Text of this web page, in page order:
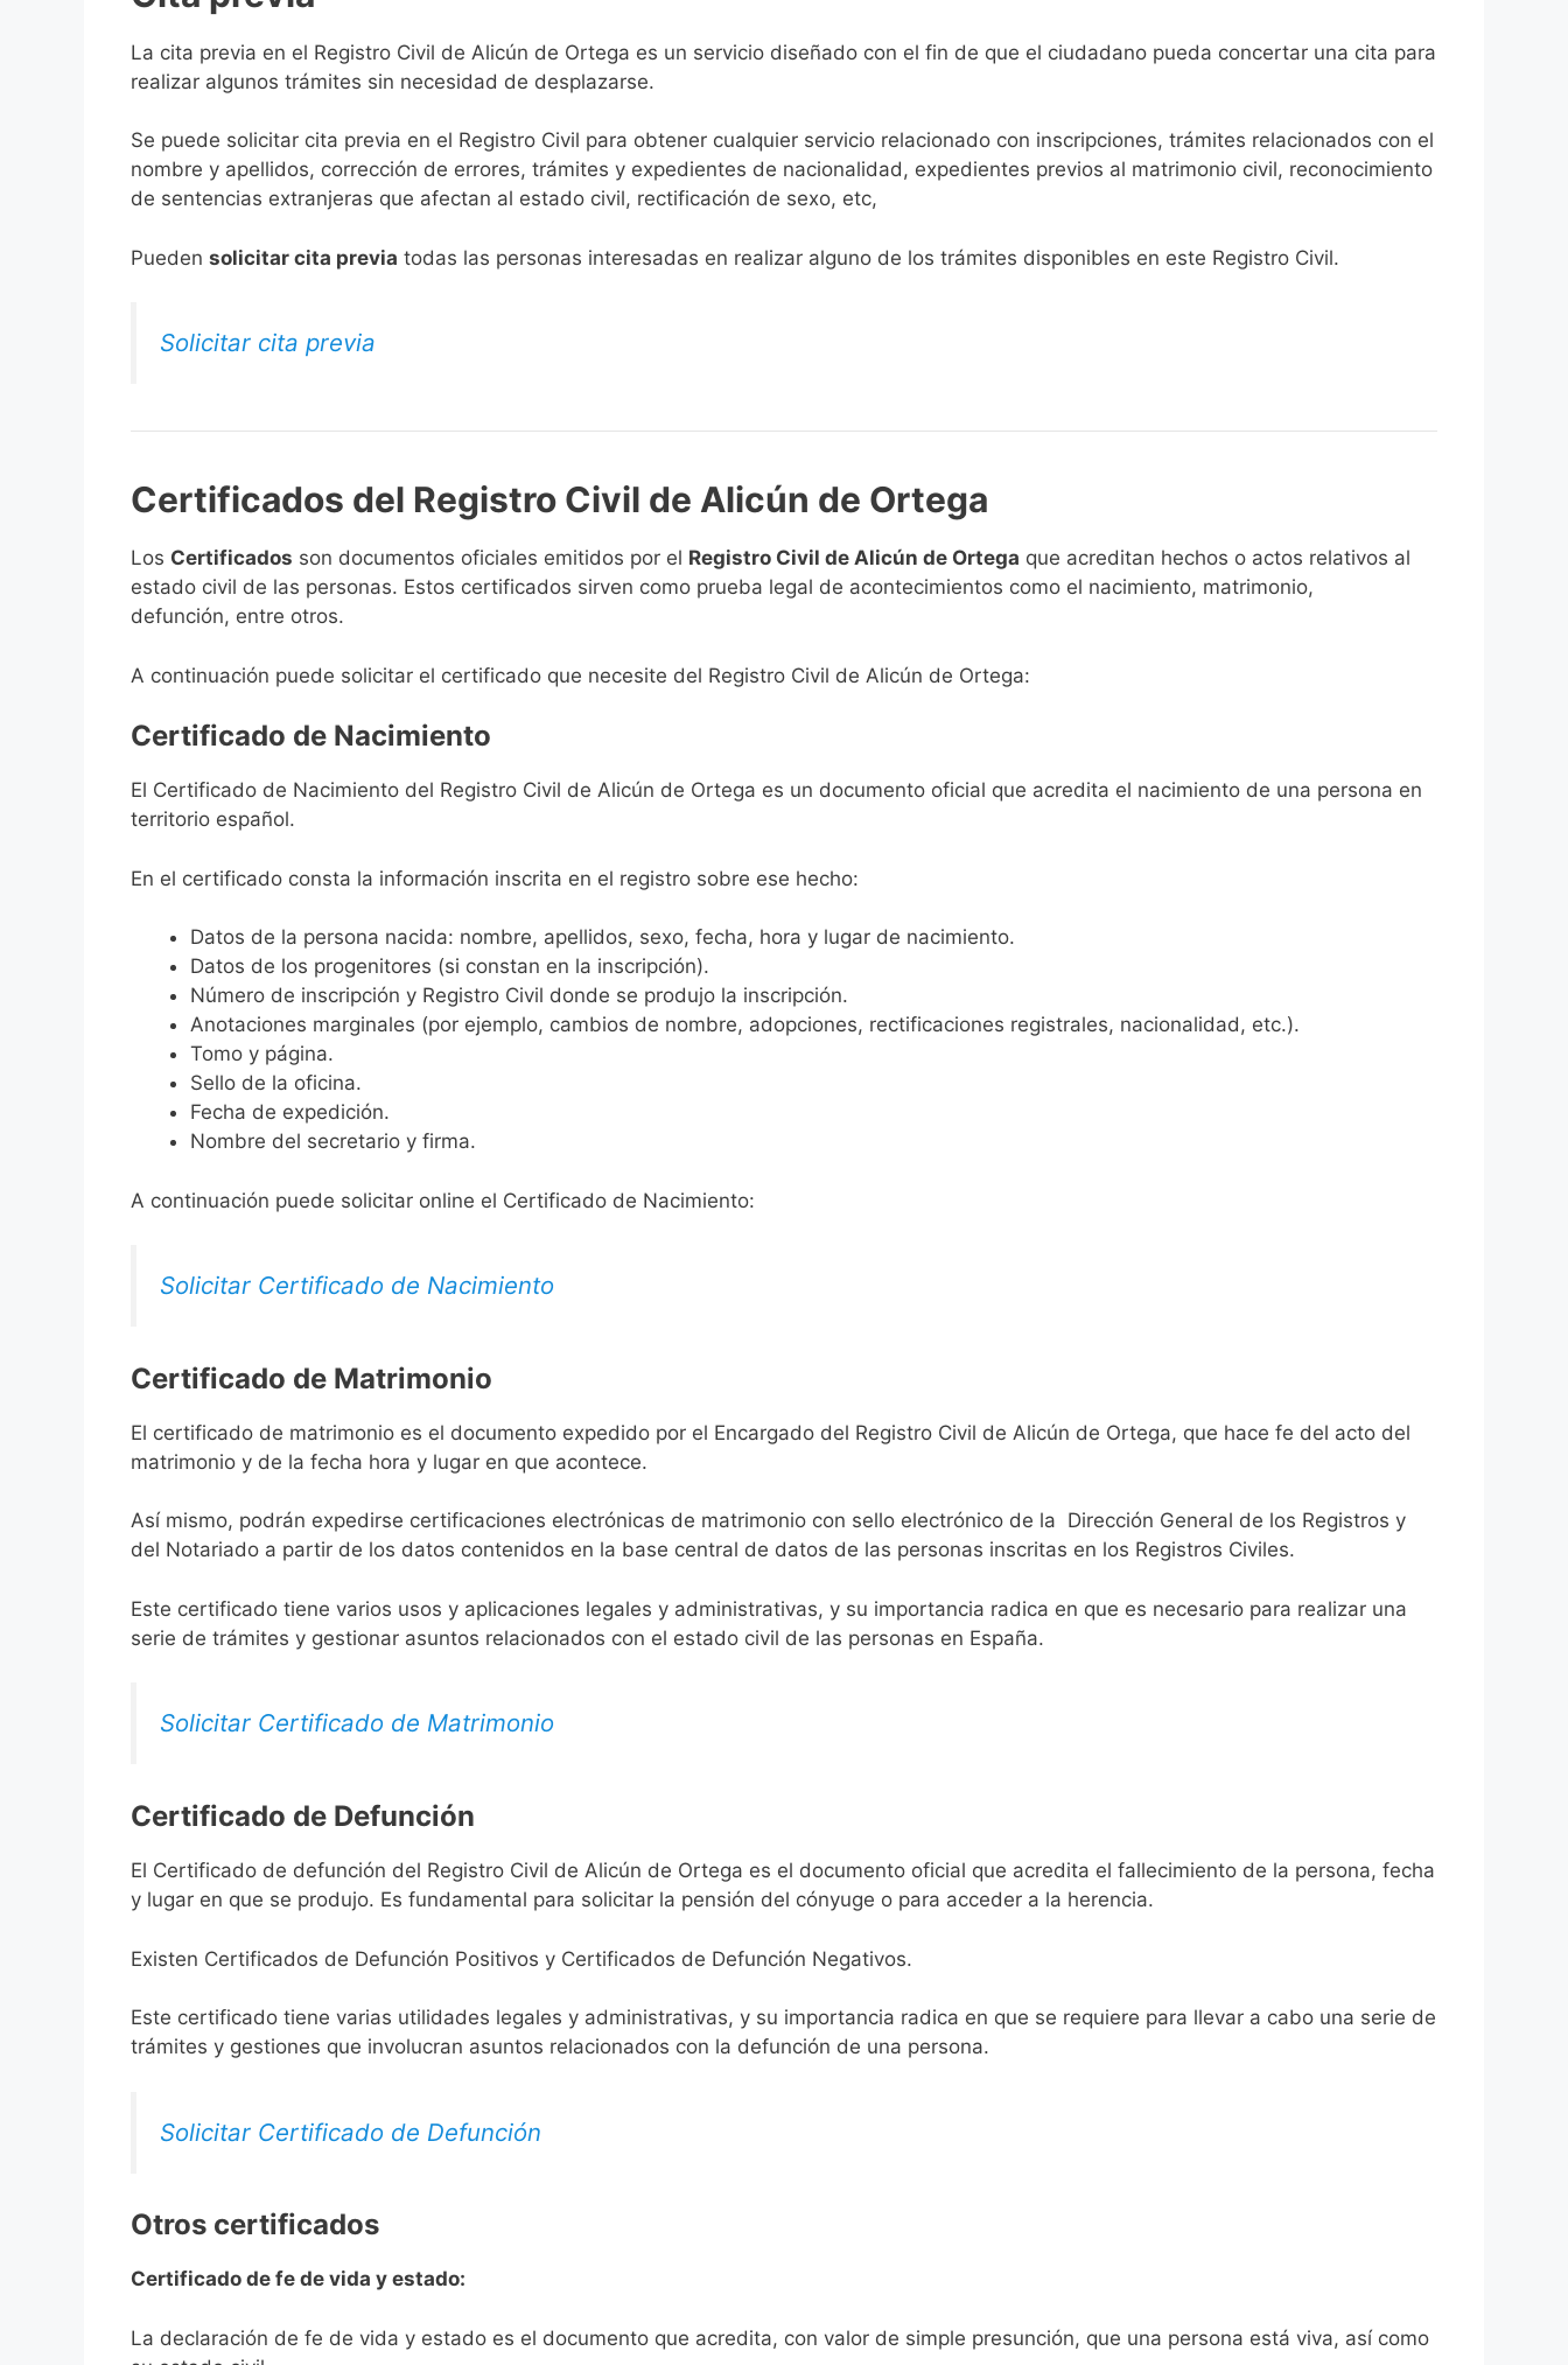
​​​​​​​​​​​​​​​​​​​​​​​​​​​​La cita previa en el Registro Civil de Alicún de Ortega es un servicio diseñado con el fin de que el ciudadano pueda concertar una cita para
realizar algunos trámites sin necesidad de desplazarse.​
Se puede solicitar cita previa en el Registro Civil para obtener cualquier servicio relacionado con inscripciones, trámites relacionados con el
nombre y apellidos, corrección de errores, trámites y expedientes de nacionalidad, expedientes previos al matrimonio civil, reconocimiento
de sentencias extranjeras que afectan al estado civil, rectificación de sexo, etc,
​Pueden solicitar cita previa todas las personas interesadas en realizar alguno de los trámites disponibles en este Registro Civil.​
Solicitar cita previa
Certificados del Registro Civil de Alicún de Ortega
Los Certificados son documentos oficiales emitidos por el Registro Civil de Alicún de Ortega que acreditan hechos o actos relativos al
estado civil de las personas. Estos certificados sirven como prueba legal de acontecimientos como el nacimiento, matrimonio,
defunción, entre otros.
A continuación puede solicitar el certificado que necesite del Registro Civil de Alicún de Ortega:
Certificado de Nacimiento
El Certificado de Nacimiento del Registro Civil de Alicún de Ortega es un documento oficial que acredita el nacimiento de una persona en
territorio español.
En el certificado consta la información inscrita en el registro sobre ese hecho:
Datos de la persona nacida: nombre, apellidos, sexo, fecha, hora y lugar de nacimiento.
Datos de los progenitores (si constan en la inscripción).
Número de inscripción y Registro Civil donde se produjo la inscripción.
Anotaciones marginales (por ejemplo, cambios de nombre, adopciones, rectificaciones registrales, nacionalidad, etc.).
Tomo y página.
Sello de la oficina.
Fecha de expedición.
Nombre del secretario y firma.
A continuación puede solicitar online el Certificado de Nacimiento:
Solicitar Certificado de Nacimiento
Certificado de Matrimonio
El certificado de matrimonio es el documento expedido por el Encargado del Registro Civil de Alicún de Ortega, que hace fe del acto del
matrimonio y de la fecha hora y lugar en que acontece.
Así mismo, podrán expedirse certificaciones electrónicas de matrimonio con sello electrónico de la Dirección General de los Registros y
del Notariado a partir de los datos contenidos en la base central de datos de las personas inscritas en los Registros Civiles.
Este certificado tiene varios usos y aplicaciones legales y administrativas, y su importancia radica en que es necesario para realizar una
serie de trámites y gestionar asuntos relacionados con el estado civil de las personas en España.
Solicitar Certificado de Matrimonio
Certificado de Defunción
El Certificado de defunción del Registro Civil de Alicún de Ortega es el documento oficial que acredita el fallecimiento de la persona, fecha
y lugar en que se produjo. Es fundamental para solicitar la pensión del cónyuge o para acceder a la herencia.
Existen Certificados de Defunción Positivos y Certificados de Defunción Negativos.
Este certificado tiene varias utilidades legales y administrativas, y su importancia radica en que se requiere para llevar a cabo una serie de
trámites y gestiones que involucran asuntos relacionados con la defunción de una persona.
Solicitar Certificado de Defunción
Otros certificados
Certificado de fe de vida y estado:
La declaración de fe de vida y estado es el documento que acredita, con valor de simple presunción, que una persona está viva, así como